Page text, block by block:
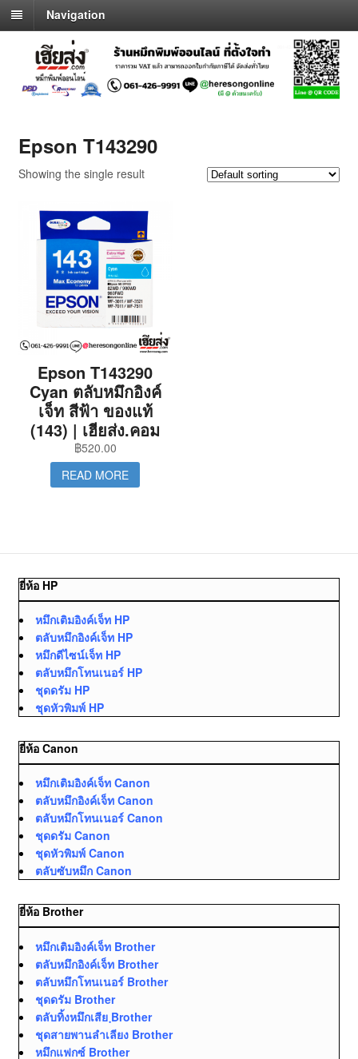
Navigation
Epson T143290
Showing the single result
Epson T143290
Cyan ตลับหมึกอิงค์
เจ็ท สีฟ้า ของแท้
(143) | เฮียส่ง.คอม
฿520.00
READ MORE
ยี่ห้อ HP
หมึกเติมอิงค์เจ็ท HP
ตลับหมึกอิงค์เจ็ท HP
หมึกดีไซน์เจ็ท HP
ตลับหมึกโทนเนอร์ HP
ชุดดรัม HP
ชุดหัวพิมพ์ HP
ยี่ห้อ Canon
หมึกเติมอิงค์เจ็ท Canon
ตลับหมึกอิงค์เจ็ท Canon
ตลับหมึกโทนเนอร์ Canon
ชุดดรัม Canon
ชุดหัวพิมพ์ Canon
ตลับซับหมึก Canon
ยี่ห้อ Brother
หมึกเติมอิงค์เจ็ท Brother
ตลับหมึกอิงค์เจ็ท Brother
ตลับหมึกโทนเนอร์ Brother
ชุดดรัม Brother
ตลับทิ้งหมึกเสีย ฺBrother
ชุดสายพานลำเลียง Brother
หมึกแฟกซ์ Brother